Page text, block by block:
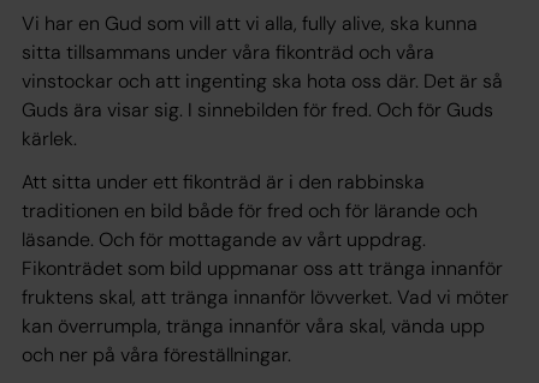
Vi har en Gud som vill att vi alla, fully alive, ska kunna
sitta tillsammans under våra fikonträd och våra
vinstockar och att ingenting ska hota oss där. Det är så
Guds ära visar sig. I sinnebilden för fred. Och för Guds
kärlek.
Att sitta under ett fikonträd är i den rabbinska
traditionen en bild både för fred och för lärande och
läsande. Och för mottagande av vårt uppdrag.
Fikonträdet som bild uppmanar oss att tränga innanför
fruktens skal, att tränga innanför lövverket. Vad vi möter
kan överrumpla, tränga innanför våra skal, vända upp
och ner på våra föreställningar.